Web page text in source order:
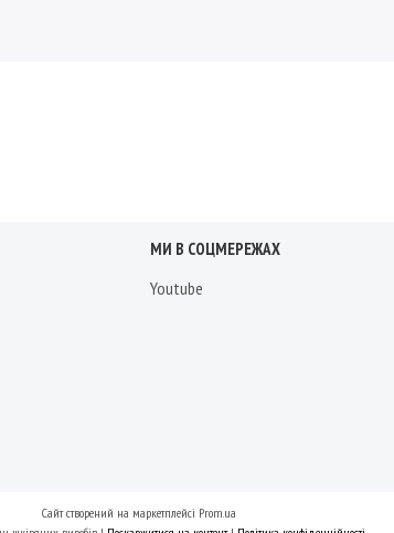
МИ В СОЦМЕРЕЖАХ
Youtube
Сайт створений на маркетплейсі Prom.ua